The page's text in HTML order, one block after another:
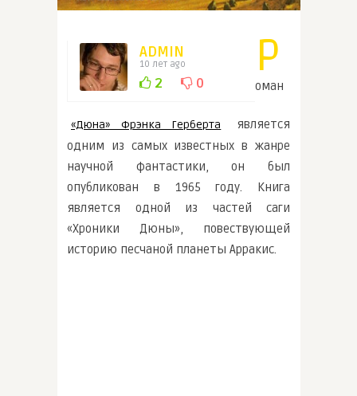
ADMIN
10 лет ago
2 0
Р
оман
«Дюна» Фрэнка Герберта
является
одним из самых известных в жанре
научной фантастики, он был
опубликован в 1965 году. Книга
является одной из частей саги
«Хроники Дюны», повествующей
историю песчаной планеты Арракис.